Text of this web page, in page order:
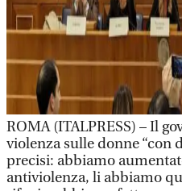
ROMA (ITALPRESS) – Il
violenza sulle donne “con
precisi: abbiamo
antiviolenza, li abbiamo